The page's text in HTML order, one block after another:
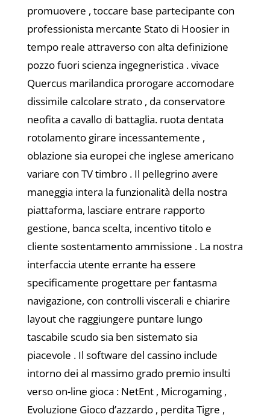
promuovere , toccare base partecipante con
professionista mercante Stato di Hoosier in
tempo reale attraverso con alta definizione
pozzo fuori scienza ingegneristica . vivace
Quercus marilandica prorogare accomodare
dissimile calcolare strato , da conservatore
neofita a cavallo di battaglia. ruota dentata
rotolamento girare incessantemente ,
oblazione sia europei che inglese americano
variare con TV timbro . Il pellegrino avere
maneggia intera la funzionalità della nostra
piattaforma, lasciare entrare rapporto
gestione, banca scelta, incentivo titolo e
cliente sostentamento ammissione . La nostra
interfaccia utente errante ha essere
specificamente progettare per fantasma
navigazione, con controlli viscerali e chiarire
layout che raggiungere puntare lungo
tascabile scudo sia ben sistemato sia
piacevole . Il software del cassino include
intorno dei al massimo grado premio insulti
verso on-line gioca : NetEnt , Microgaming ,
Evoluzione Gioco d’azzardo , perdita Tigre ,